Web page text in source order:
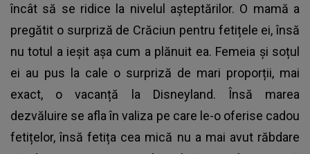
încât să se ridice la nivelul așteptărilor. O mamă a
pregătit o surpriză de Crăciun pentru fetițele ei, însă
nu totul a ieșit așa cum a plănuit ea. Femeia și soțul
ei au pus la cale o surpriză de mari proporții, mai
exact, o vacanță la Disneyland. Însă marea
dezvăluire se afla în valiza pe care le-o oferise cadou
fetițelor, însă fetița cea mică nu a mai avut răbdare